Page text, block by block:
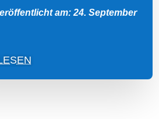
am: 24. September